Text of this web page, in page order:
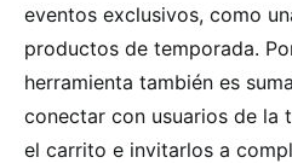
eventos exclusivos, como
productos de temporada.
herramienta también es
conectar con usuarios de la
el carrito e invitarlos a